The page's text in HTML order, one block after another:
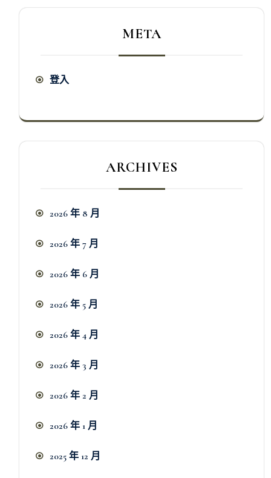
META
登入
ARCHIVES
2026 年 8 月
2026 年 7 月
2026 年 6 月
2026 年 5 月
2026 年 4 月
2026 年 3 月
2026 年 2 月
2026 年 1 月
2025 年 12 月